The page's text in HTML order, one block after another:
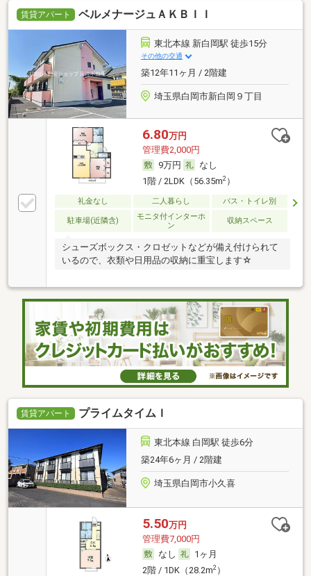
賃貸アパート ベルメナージュＡＫＢＩＩ
東北本線 新白岡駅 徒歩15分
その他の交通
築12年11ヶ月 / 2階建
埼玉県白岡市新白岡９丁目
6.80万円
管理費2,000円
9万円
なし
1階 / 2LDK（56.35m2）
礼金なし 二人暮らし バス・トイレ別
駐車場(近隣含)
モニタ付インターホ
ン
収納スペース
シューズボックス・クロゼットなどが備え付けられて
いるので、衣類や日用品の収納に重宝します☆
賃貸アパート プライムタイムＩ
東北本線 白岡駅 徒歩6分
築24年6ヶ月 / 2階建
埼玉県白岡市小久喜
5.50万円
管理費7,000円
なし
1ヶ月
2階 / 1DK（28.2m2）